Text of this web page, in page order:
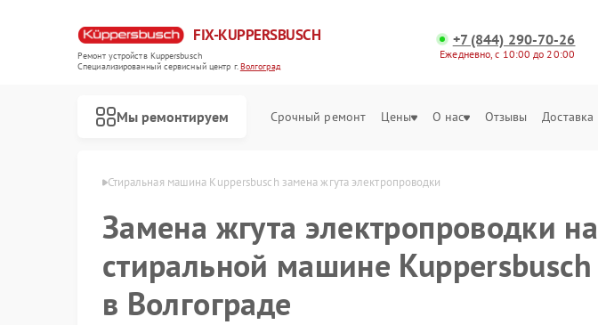
FIX-KUPPERSBUSCH
Ремонт устройств Kuppersbusch
Специализированный cервисный центр г.Волгоград
+7 (844) 290-70-26
Ежедневно, с 10:00 до 20:00
Мы ремонтируем Срочный ремонт Цены О нас Отзывы Доставка
Стиральная машина Kuppersbusch замена жгута электропроводки
Замена жгута электропроводки на
стиральной машине Kuppersbusch
в Волгограде